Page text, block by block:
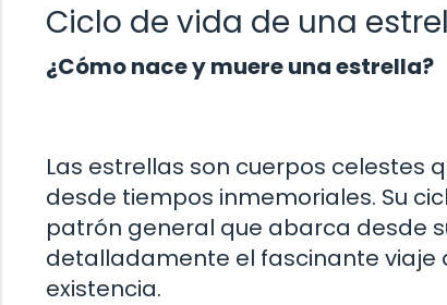
Ciclo de vida de una
¿Cómo nace y muere una estrella?
Las estrellas son cuerpos celestes
desde tiempos inmemoriales. Su
patrón general que abarca desde
detalladamente el fascinante viaje
existencia.